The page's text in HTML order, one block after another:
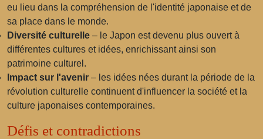
eu lieu dans la compréhension de l'identité japonaise et de
sa place dans le monde.
Diversité culturelle – le Japon est devenu plus ouvert à
différentes cultures et idées, enrichissant ainsi son
patrimoine culturel.
Impact sur l'avenir – les idées nées durant la période de la
révolution culturelle continuent d'influencer la société et la
culture japonaises contemporaines.
Défis et contradictions